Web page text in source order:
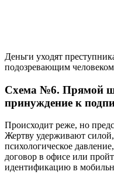
Деньги уходят
подозревающим
Схема №6. Прямой
принуждение к
Происходит реже, но
Жертву удерживают
психологическое
договор в офисе или
идентификацию в